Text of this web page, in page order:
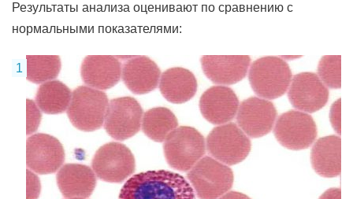
Результаты анализа оценивают по сравнению с
нормальными показателями: